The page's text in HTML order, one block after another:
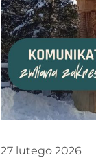
27 lutego 2026